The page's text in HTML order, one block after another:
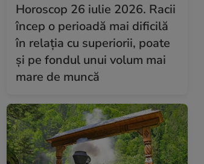
Horoscop 26 iulie 2026. Racii
încep o perioadă mai dificilă
în relația cu superiorii, poate
și pe fondul unui volum mai
mare de muncă